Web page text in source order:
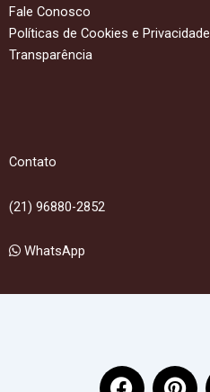
Fale Conosco
Políticas de Cookies e Privacidade
Transparência
Contato
(21) 96880-2852
WhatsApp
F
P